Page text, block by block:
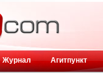
Журнал Агитпункт